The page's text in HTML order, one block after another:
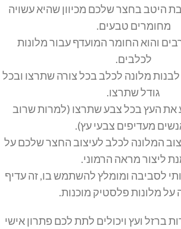
היטב בחצר שלכם מכיוון שהיא עשויה
מחומרים טבעים.
והוא החומר המועדף עבור מלונות
לכלבים.
לבנות מלונה לכלב בכל צורה שתרצו ובכל
גודל שתרצו.
את העץ בכל צבע שתרצו (למרות שרוב
מעדיפים צבעי עץ).
המלונה לכלב לעיצוב החצר שלכם על
ליצור מראה הרמוני.
לסביבה ומומלץ להשתמש בו, זה עדיף
על מלונות פלסטיק מוכנות.
ברזל ועץ ויכולים לתת לכם פתרון אישי